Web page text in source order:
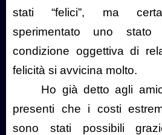
stati “felici”, ma
sperimentato uno
condizione oggettiva di
felicità si avvicina molto.
Ho già detto agli
presenti che i costi
sono stati possibili